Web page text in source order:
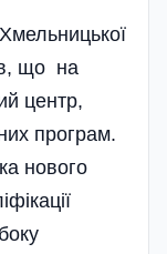
що на
центр,
програм.
нового